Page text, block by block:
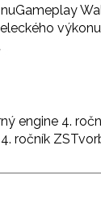
Gameplay
engine 4.
ročník ZS